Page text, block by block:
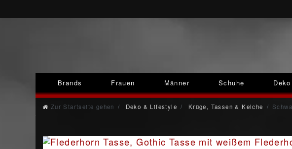
Brands Frauen Männer Schuhe
Zur Startseite gehen Deko & Lifestyle Krüge, Tassen & Kelche